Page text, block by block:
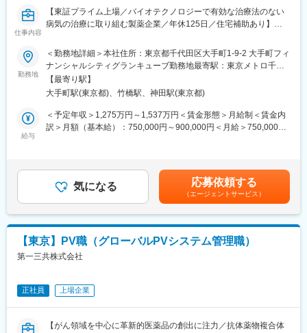
■研修制度：
実践的な階層別研修や職種別研修、全社共有専門研修など、社員
一人ひとりの背景やニーズに対応し誰もが成長できる多種多様な
■キャリアパス：
「組織の長としてメンバー育成や事業の成長に貢献する」「プロ
フェッショナルとして専門性をとことん突き詰める」「ビジネス
性、希望に応じたキャリアパスが用意されています。更に、適材
適所・組織活性化を目的に、EPSグループ内の他職種へチャレン
年齢分布：20代24.6％/30代35.5％/40代26.3%/50代11.0％/60代
～2.7%
有給取得日数：16.39日/育休取得者数：224名/男性育休取得率：
61.7%
変更の範囲：会社の定める業務
仕事内容
【東証プライム上場／バイオテクノロジーで有効な治療法のない
病気の治療に取り組む製薬企業／年休125日／住宅補助あり】
■業務内容
グローバル安全性チームを統括し、当社製品の安全性評価におい
て、高品質かつ正確でタイムリーな医学的知見を提供いただきま
す。
〈具体的には〉
・製品開発および規制当局への申請に向けた安全性戦略の策定、
ベネフィット・リスク評価の監督、ならびに治験薬および市販薬
し、また開発および市販後活動全般にわたって、安全性情報を提
供いただきます。
・社内外の会議において、ファーマコヴィジランス部門を代表し
ます
■ポジションの魅力
ながら、グローバル視点で患者安全に関わります
◇医学的専門性を活かしながら、安全性シグナル評価、Benefit-
Risk Assessment、RMP、当局対応など、幅広い意思決定に関与
できます。
勤務地
＜勤務地詳細＞本社住所：東京都千代田区大手町1-9-2 大手町フィ
ナンシャルシティグランキューブ勤務地最寄駅：東京メトロ千代
田線／大手町駅受動喫煙対策：屋内全面禁煙変更の範囲：会社の
定める事業所（リモートワーク含む）
【最寄り駅】
大手町駅(東京都)、竹橋駅、神田駅(東京都)
給与
＜予定年収＞1,275万円～1,537万円＜賃金形態＞月給制＜賃金内
訳＞月額（基本給）：750,000円～900,000円＜月給＞750,000円
異なる）：78,000円（東京・独身・最大）116,000円（東京・3人
以下・最大額）、143,000円（東京、4人以上・最大額）賃金はあ
くまでも目安の金額であり、選考を通じて上下する可能性があり
ます。月給(月額)は固定手当を含めた表記です。
気になる 応募依頼する
（エージェントサービス）
【東京】PV職（グローバルPVシステム管理職）
第一三共株式会社
正社員 上場企業
【がん領域を中心に革新的医薬品の創出に注力／抗体薬物複合体